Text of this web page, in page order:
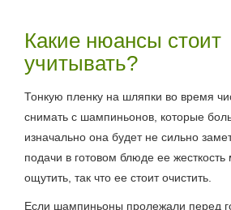
Какие нюансы стоит
учитывать?
Тонкую пленку на шляпки во время
снимать с шампиньонов, которые
изначально она будет не сильно
подачи в готовом блюде ее
ощутить, так что ее стоит очистить.
Если шампиньоны пролежали перед